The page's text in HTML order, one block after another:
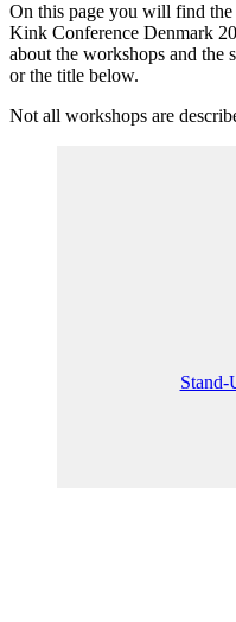
On this page you will find
Kink Conference Denmark
about the workshops and the
or the title below.
Not all workshops are
Stand-